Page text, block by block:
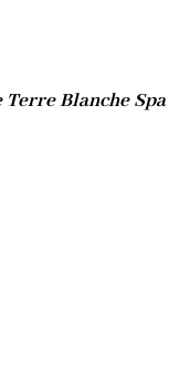
Blanche Spa